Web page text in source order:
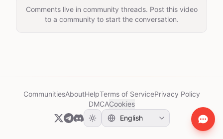
Comments live in community threads. Post this video
to a community to start the conversation.
CommunitiesAboutHelpTerms of ServicePrivacy Policy
DMCACookies